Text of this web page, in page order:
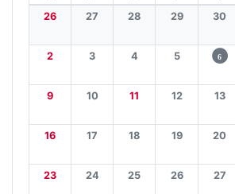
26
27 28 29 30
2 3 4 5 6
9 10 11 12 13
16 17 18 19 20
23 24 25 26 27